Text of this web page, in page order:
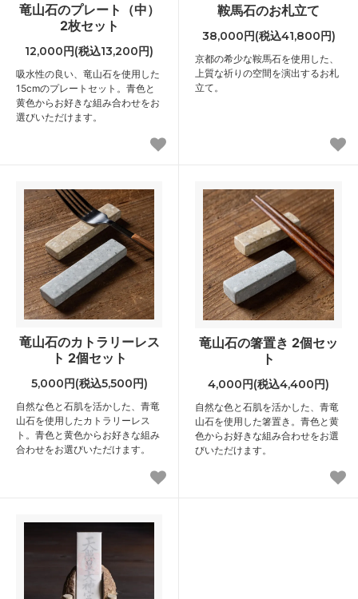
竜山石のプレート（中）
2枚セット
12,000円(税込13,200円)
吸水性の良い、竜山石を使用した
15cmのプレートセット。青色と
黄色からお好きな組み合わせをお
選びいただけます。
鞍馬石のお札立て
38,000円(税込41,800円)
京都の希少な鞍馬石を使用した、
上質な祈りの空間を演出するお札
立て。
竜山石のカトラリーレス
ト 2個セット
5,000円(税込5,500円)
自然な色と石肌を活かした、青竜
山石を使用したカトラリーレス
ト。青色と黄色からお好きな組み
合わせをお選びいただけます。
竜山石の箸置き 2個セッ
ト
4,000円(税込4,400円)
自然な色と石肌を活かした、青竜
山石を使用した箸置き。青色と黄
色からお好きな組み合わせをお選
びいただけます。